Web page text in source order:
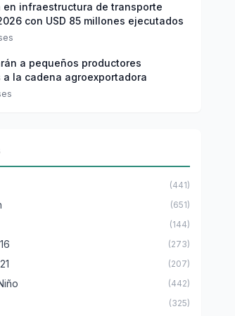
en infraestructura de transporte
con USD 85 millones ejecutados
a pequeños productores
a la cadena agroexportadora
(441)
(651)
(144)
(273)
(207)
(442)
(325)